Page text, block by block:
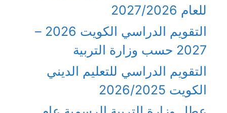
للعام 2027/2026
التقويم الدراسي الكويت 2026 –
2027 حسب وزارة التربية
التقويم الدراسي للتعليم الديني
الكويت 2026/2025